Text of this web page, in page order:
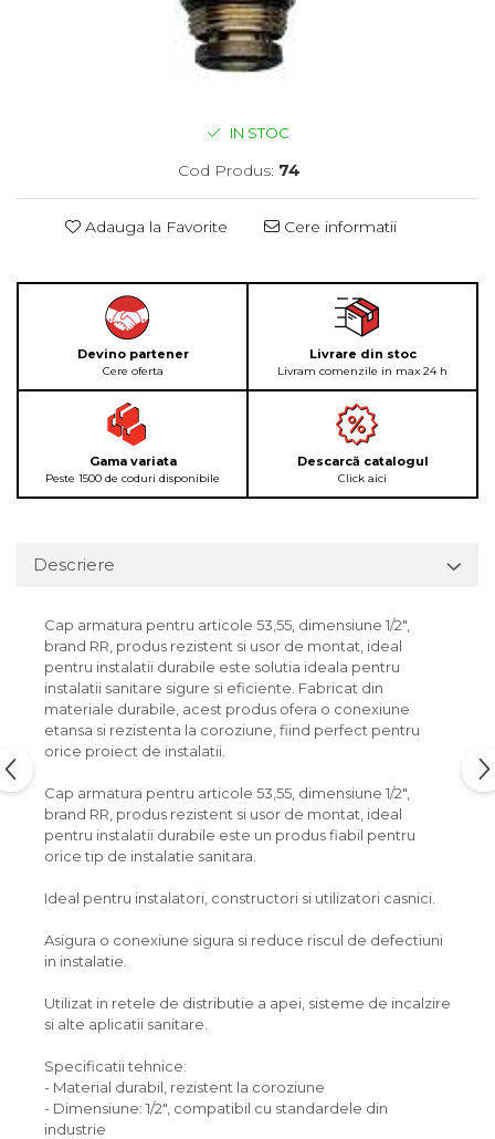
IN STOC
Cod Produs: 74
Adauga la Favorite Cere informatii
Devino partener
Cere oferta
Livrare din stoc
Livram comenzile in max 24 h
Gama variata
Peste 1500 de coduri disponibile
Descarcă catalogul
Click aici
Descriere
Cap armatura pentru articole 53,55, dimensiune 1/2",
brand RR, produs rezistent si usor de montat, ideal
pentru instalatii durabile este solutia ideala pentru
instalatii sanitare sigure si eficiente. Fabricat din
materiale durabile, acest produs ofera o conexiune
etansa si rezistenta la coroziune, fiind perfect pentru
orice proiect de instalatii.
Cap armatura pentru articole 53,55, dimensiune 1/2",
brand RR, produs rezistent si usor de montat, ideal
pentru instalatii durabile este un produs fiabil pentru
orice tip de instalatie sanitara.
Ideal pentru instalatori, constructori si utilizatori casnici.
Asigura o conexiune sigura si reduce riscul de defectiuni
in instalatie.
Utilizat in retele de distributie a apei, sisteme de incalzire
si alte aplicatii sanitare.
Specificatii tehnice:
- Material durabil, rezistent la coroziune
- Dimensiune: 1/2", compatibil cu standardele din
industrie